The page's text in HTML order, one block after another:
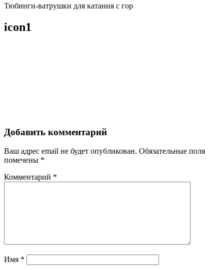
Тюбинги-ватрушки для катания с гор
icon1
Добавить комментарий
Ваш адрес email не будет опубликован. Обязательные поля
помечены *
Комментарий *
Имя *